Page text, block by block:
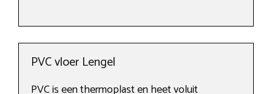
PVC vloer Lengel
PVC is een thermoplast en heet voluit